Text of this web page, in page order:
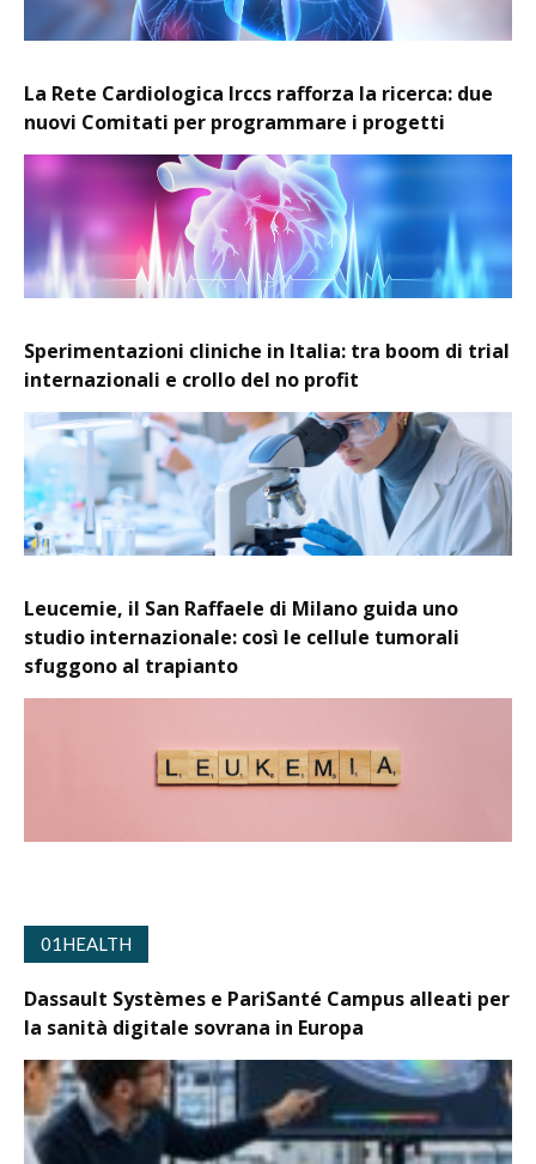
La Rete Cardiologica Irccs rafforza la ricerca: due
nuovi Comitati per programmare i progetti
Sperimentazioni cliniche in Italia: tra boom di trial
internazionali e crollo del no profit
Leucemie, il San Raffaele di Milano guida uno
studio internazionale: così le cellule tumorali
sfuggono al trapianto
01HEALTH
Dassault Systèmes e PariSanté Campus alleati per
la sanità digitale sovrana in Europa